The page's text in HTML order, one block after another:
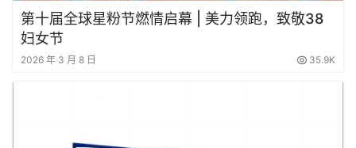
第十届全球星粉节燃情启幕 | 美力领跑，致敬38
妇女节
2026 年 3 月 8 日 35.9K